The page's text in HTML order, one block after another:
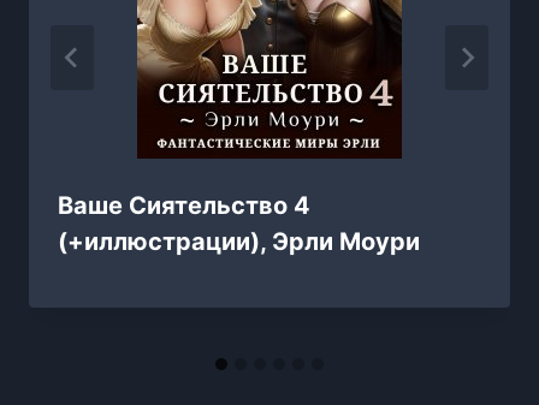
Ваше Сиятельство 4
(+иллюстрации), Эрли Моури